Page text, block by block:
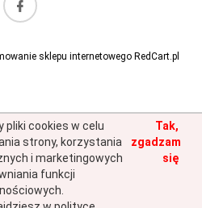
sklepu internetowego RedCart.pl
pliki cookies w celu
strony, korzystania
i marketingowych
funkcji
Tak,
zgadzam
się